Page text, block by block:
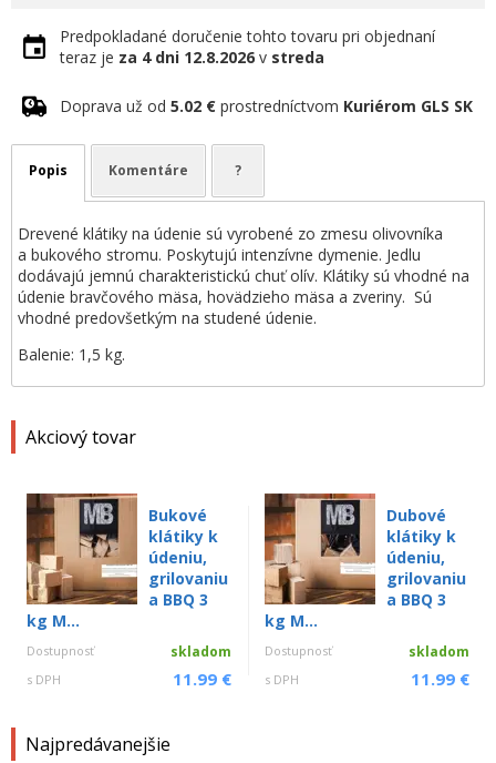
Akciový tovar
Bukové
klátiky k
údeniu,
grilovaniu
a BBQ 3
kg M...
Dostupnosť skladom
s DPH 11.99 €
Dubové
klátiky k
údeniu,
grilovaniu
a BBQ 3
kg M...
Dostupnosť skladom
s DPH 11.99 €
Najpredávanejšie
Predpokladané doručenie tohto tovaru pri objednaní
teraz je za 4 dni 12.8.2026 v streda
Doprava už od 5.02 € prostredníctvom Kuriérom GLS SK
Popis Komentáre ?
Drevené klátiky na údenie sú vyrobené zo zmesu olivovníka
a bukového stromu. Poskytujú intenzívne dymenie. Jedlu
dodávajú jemnú charakteristickú chuť olív. Klátiky sú vhodné na
údenie bravčového mäsa, hovädzieho mäsa a zveriny. Sú
vhodné predovšetkým na studené údenie.
Balenie: 1,5 kg.